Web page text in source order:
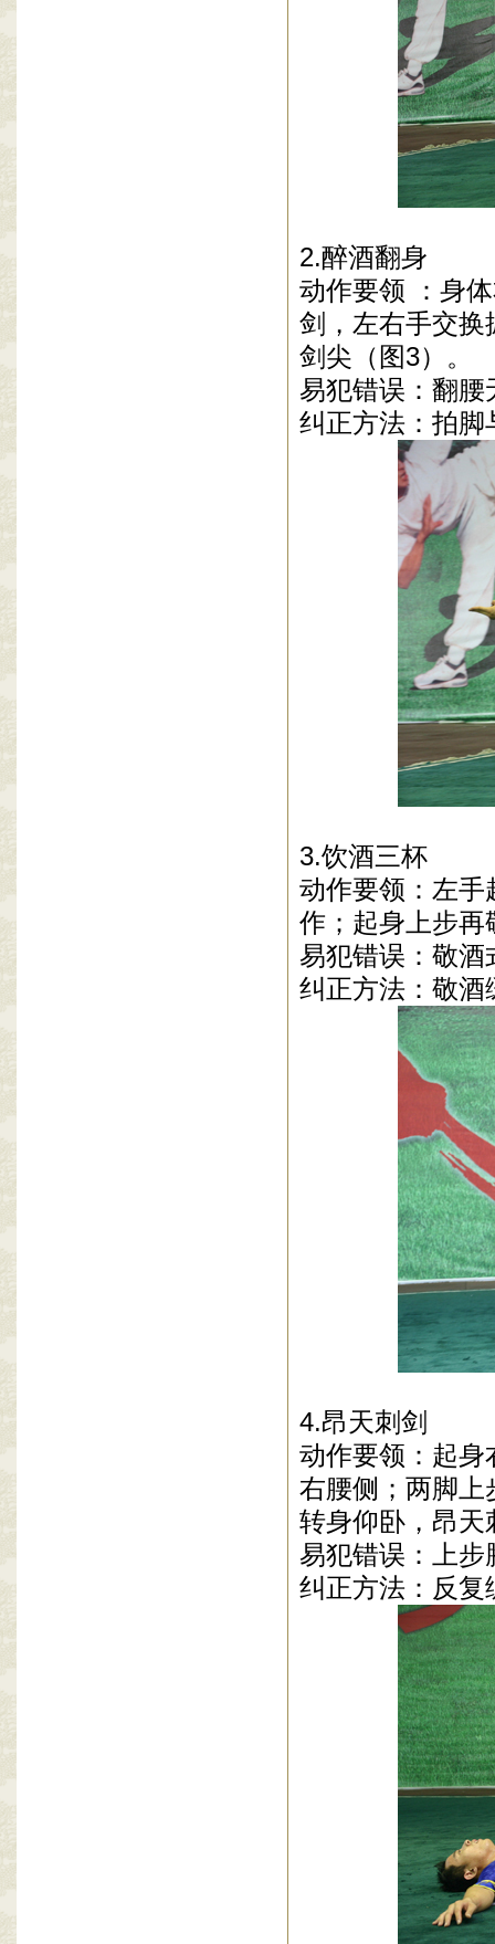
2.醉酒翻身
动作要领 ：身
剑，左右手交换
剑尖（图3）。
易犯错误：翻腰
纠正方法：拍脚
3.饮酒三杯
动作要领：左手
作；起身上步再
易犯错误：敬酒
纠正方法：敬酒
4.昂天刺剑
动作要领：起身
右腰侧；两脚上
转身仰卧，昂天
易犯错误：上步
纠正方法：反复